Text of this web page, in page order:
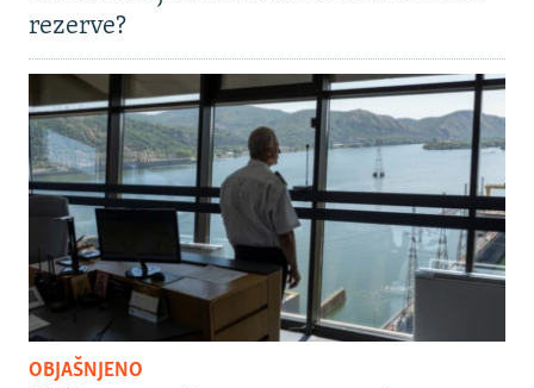
rezerve?
OBJAŠNJENO